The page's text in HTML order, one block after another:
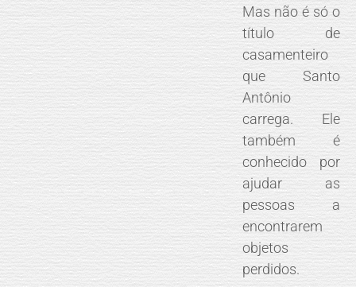
Mas não é só o
título de
casamenteiro
que Santo
Antônio
carrega. Ele
também é
conhecido por
ajudar as
pessoas a
encontrarem
objetos
perdidos.